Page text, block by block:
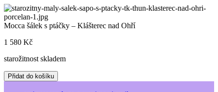
Skip
to
content
Mocca šálek s ptáčky – Klášterec nad Ohří
1 580 Kč
starožitnost skladem
Mocca
šálek
Přidat do košíku